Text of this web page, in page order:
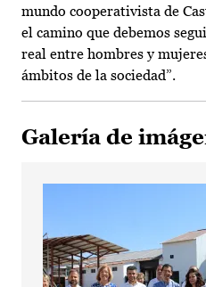
mundo cooperativista de
el camino que debemos
real entre hombres y
ámbitos de la sociedad”.
Galería de